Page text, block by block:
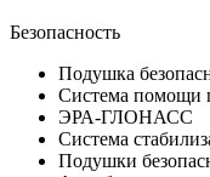
Безопасность
Подушка
Система помощи
ЭРА-ГЛОНАСС
Система
Подушки